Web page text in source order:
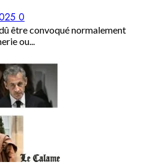
0
être convoqué normalement
ou...